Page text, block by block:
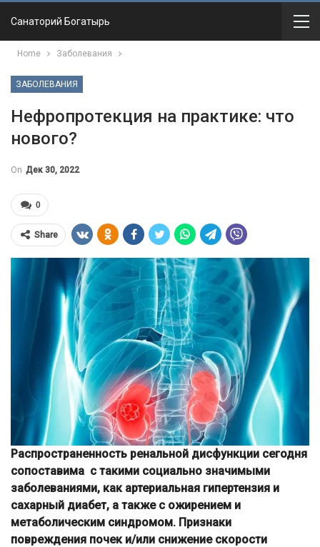
Санаторий Богатырь
Home Заболевания
ЗАБОЛЕВАНИЯ
Нефропротекция на практике: что
нового?
On Дек 30, 2022
0
Share
Распространенность ренальной дисфункции сегодня
сопоставима с такими социально значимыми
заболеваниями, как артериальная гипертензия и
сахарный диабет, а также с ожирением и
метаболическим синдромом. Признаки
повреждения почек и/или снижение скорости